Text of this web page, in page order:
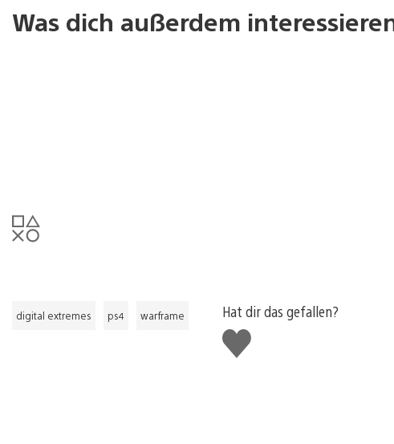
Was dich außerdem
digital extremes ps4 warframe
Hat dir das gefallen?
Gefällt
mir